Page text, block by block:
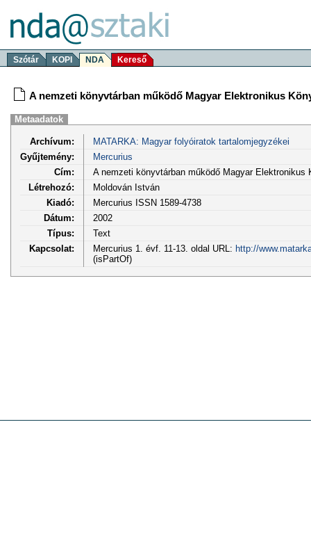
Szótár KOPI NDA Kereső
A nemzeti könyvtárban működő Magyar Elektronikus
Metaadatok
Archívum:
MATARKA: Magyar folyóiratok tartalomjegyzékei
Gyűjtemény:
Mercurius
Cím:
A nemzeti könyvtárban működő Magyar Elektronikus
Létrehozó:
Moldován István
Kiadó:
Mercurius ISSN 1589-4738
Dátum:
2002
Típus:
Text
Kapcsolat:
Mercurius 1. évf. 11-13. oldal URL: http://
(isPartOf)